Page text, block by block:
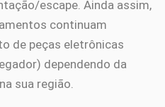
escape. Ainda assim,
continuam
de peças eletrônicas
dependendo da
sua região.